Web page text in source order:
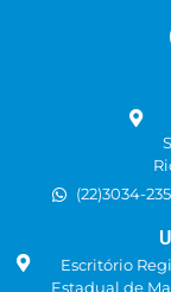
(22)3034-
Escritório
Estadual de